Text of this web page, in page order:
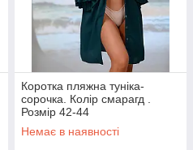
Коротка пляжна туніка-
сорочка. Колір смарагд .
Розмір 42-44
Немає в наявності